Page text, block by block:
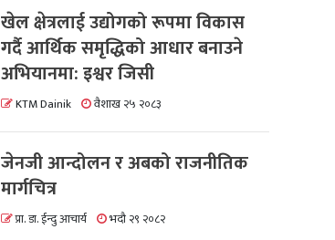
खेल क्षेत्रलाई उद्योगको रूपमा विकास
गर्दै आर्थिक समृद्धिको आधार बनाउने
अभियानमा: इश्वर जिसी
KTM Dainik वैशाख २५ २०८३
जेनजी आन्दोलन र अबको राजनीतिक
मार्गचित्र
प्रा. डा. ईन्दु आचार्य भदौ २९ २०८२